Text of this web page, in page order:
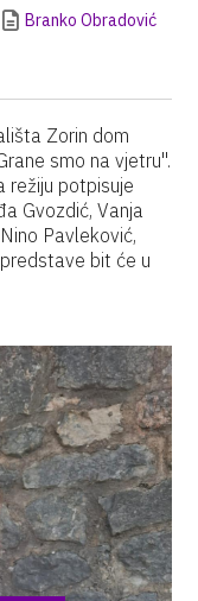
Branko Obradović
Zorin dom
smo na vjetru".
režiju potpisuje
Gvozdić, Vanja
Pavleković,
bit će u